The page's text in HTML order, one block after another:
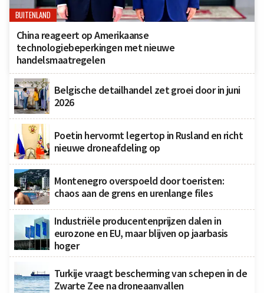
BUITENLAND
China reageert op Amerikaanse
technologiebeperkingen met nieuwe
handelsmaatregelen
Belgische detailhandel zet groei door in juni
2026
Poetin hervormt legertop in Rusland en richt
nieuwe droneafdeling op
Montenegro overspoeld door toeristen:
chaos aan de grens en urenlange files
Industriële producentenprijzen dalen in
eurozone en EU, maar blijven op jaarbasis
hoger
Turkije vraagt bescherming van schepen in de
Zwarte Zee na droneaanvallen